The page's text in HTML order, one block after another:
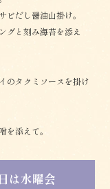
ビだし醤油山掛け。
グと刻み海苔を添え
のタクミソースを掛け
を添えて。
は水曜会